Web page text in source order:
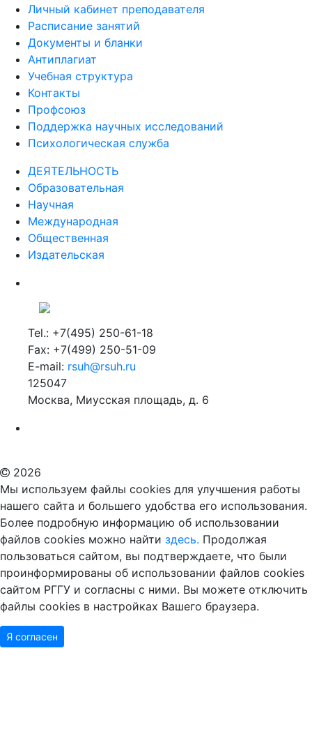
Личный кабинет преподавателя
Расписание занятий
Документы и бланки
Антиплагиат
Учебная структура
Контакты
Профсоюз
Поддержка научных исследований
Психологическая служба
ДЕЯТЕЛЬНОСТЬ
Образовательная
Научная
Международная
Общественная
Издательская
Tel.: +7(495) 250-61-18
Fax: +7(499) 250-51-09
E-mail: rsuh@rsuh.ru
125047
Москва, Миусская площадь, д. 6
2026
Мы используем файлы cookies для улучшения работы
нашего сайта и большего удобства его использования.
Более подробную информацию об использовании
файлов cookies можно найти здесь. Продолжая
пользоваться сайтом, вы подтверждаете, что были
проинформированы об использовании файлов cookies
сайтом РГГУ и согласны с ними. Вы можете отключить
файлы cookies в настройках Вашего браузера.
Я согласен